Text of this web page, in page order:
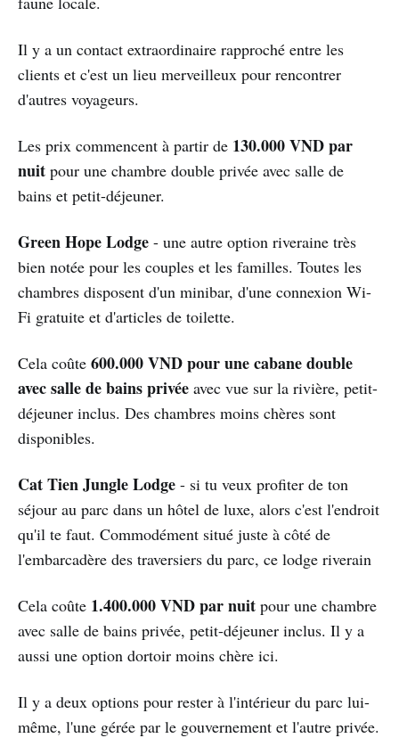
Il y a un contact extraordinaire rapproché entre les
clients et c'est un lieu merveilleux pour rencontrer
d'autres voyageurs.
Les prix commencent à partir de 130.000 VND par
nuit pour une chambre double privée avec salle de
bains et petit-déjeuner.
Green Hope Lodge - une autre option riveraine très
bien notée pour les couples et les familles. Toutes les
chambres disposent d'un minibar, d'une connexion Wi-
Fi gratuite et d'articles de toilette.
Cela coûte 600.000 VND pour une cabane double
avec salle de bains privée avec vue sur la rivière, petit-
déjeuner inclus. Des chambres moins chères sont
disponibles.
Cat Tien Jungle Lodge - si tu veux profiter de ton
séjour au parc dans un hôtel de luxe, alors c'est l'endroit
qu'il te faut. Commodément situé juste à côté de
l'embarcadère des traversiers du parc, ce lodge riverain
Cela coûte 1.400.000 VND par nuit pour une chambre
avec salle de bains privée, petit-déjeuner inclus. Il y a
aussi une option dortoir moins chère ici.
Il y a deux options pour rester à l'intérieur du parc lui-
même, l'une gérée par le gouvernement et l'autre privée.